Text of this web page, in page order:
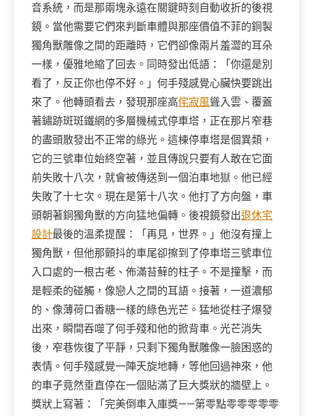
音系統，而是那兩塊永遠在關鍵時刻自動收折的後視
鏡。當他需要它們來判斷車體與那座價值不菲的銅製
獨角獸雕像之間的距離時，它們卻像兩片羞澀的耳朵
一樣，優雅地縮了回去。同時發出低語：「你還是別
看了，反正你也停不好。」何手殘感覺心臟快要跳出
來了。他轉頭看去，發現那座高侘寂風聳入雲、覆蓋
著鏽跡斑斑鐵網的多層機械式停車塔，正在那片窄巷
的盡頭散發出不正常的綠光。這棟停車塔是個異類，
它的三號車位始終空著，並且傳說只要有人敢在它面
前失敗十八次，就會被傳送到一個泊車地獄。他已經
失敗了十七次。現在是第十八次。他打了方向盤，車
頭朝著銅獨角獸的方向猛地偏轉。後視鏡發出退休宅
設計最後的溫柔提醒：「再見，世界。」他沒有撞上
獨角獸，但他那顫抖的車尾卻擦到了停車塔三號車位
入口處的一根古老、佈滿苔蘚的柱子。不是撞擊，而
是輕柔的碰觸，像戀人之間的耳語。接著，一道濃郁
的、像薄荷口香糖一樣的綠色光芒。猛地從柱子爆發
出來，瞬間吞噬了何手殘和他的掀背車。光芒消失
後，窄巷恢復了平靜，只剩下獨角獸雕像一臉困惑的
表情。何手殘感覺一陣天旋地轉，等他回過神來，他
的車子竟然垂直停在一個貼滿了巨大獎狀的牆壁上。
獎狀上寫著：「完美倒車入庫獎——第零點零零零零零